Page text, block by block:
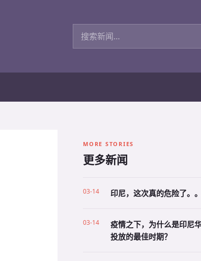
搜索新闻
MORE STORIES
更多新闻
03-14 印尼，这次真的危险了。
03-14
疫情之下，为什么是印尼
投放的最佳时期？